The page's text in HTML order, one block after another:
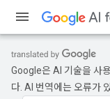
Google은 AI 기술을 사
다. AI 번역에는 오류가